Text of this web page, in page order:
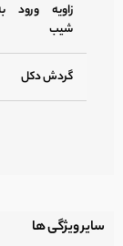
زاویه ورود
شیب
گردش دکل
سایر ویژگی ها